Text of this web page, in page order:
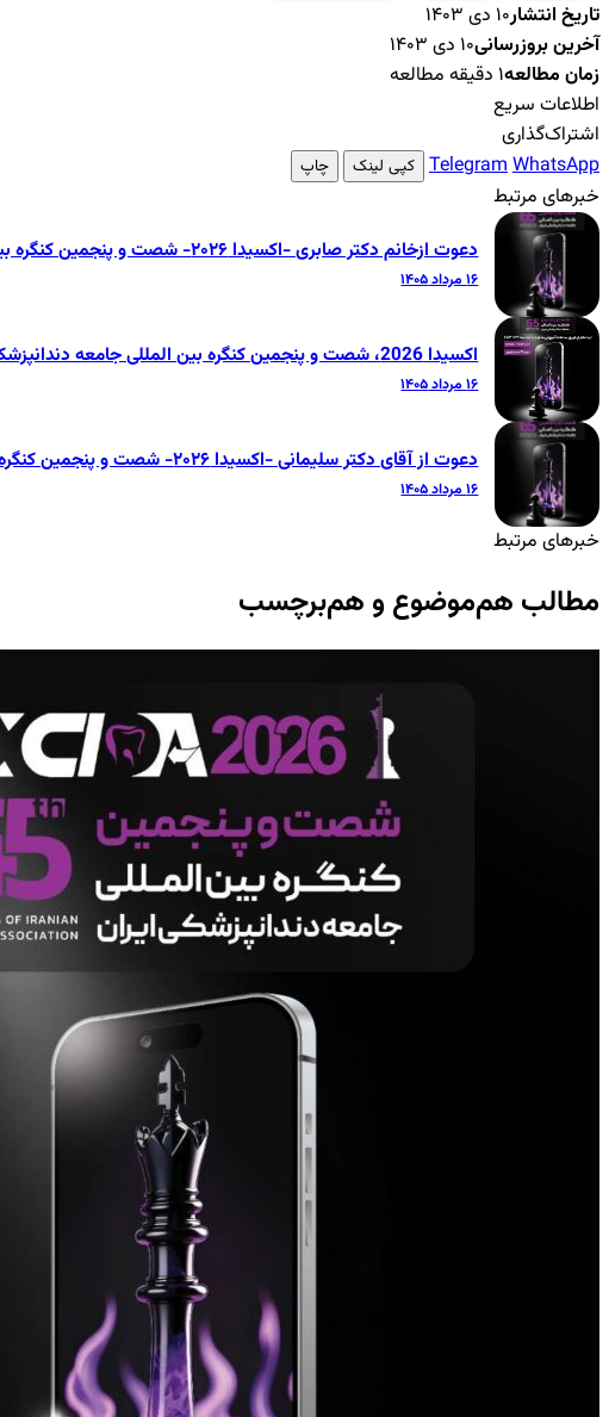
تاریخ انتشار۱۰ دی ۱۴۰۳
آخرین بروزرسانی۱۰ دی ۱۴۰۳
زمان مطالعه۱ دقیقه مطالعه
اطلاعات سریع
اشتراک‌گذاری
TelegramWhatsApp کپی لینک چاپ
خبرهای مرتبط
دعوت ازخانم دکتر صابری -اکسیدا ۲۰۲۶- شصت و پنجمین کنگره بین‌المللی جامعه دندانپزشکی ایران
۱۶ مرداد ۱۴۰۵
اکسیدا 2026، شصت و پنجمین کنگره بین المللی جامعه دندانپزشکی ایران
۱۶ مرداد ۱۴۰۵
دعوت از آقای دکتر سلیمانی -اکسیدا ۲۰۲۶- شصت و پنجمین کنگره بین‌المللی جامعه دندانپزشکی ایران
۱۶ مرداد ۱۴۰۵
خبرهای مرتبط
مطالب هم‌موضوع و هم‌برچسب